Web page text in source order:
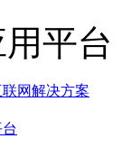
平台
网解决方案